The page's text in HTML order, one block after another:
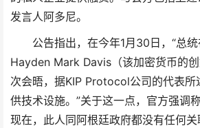
发言人阿多尼。
公告指出，在今年1月30日，“总
Hayden Mark Davis（该加密货币的
次会晤，据KIP Protocol公司的代表所
供技术设施。”关于这一点，官方强调
现在，此人同阿根廷政府都没有任何